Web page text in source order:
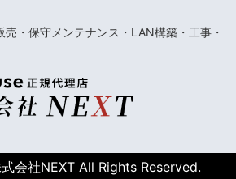
・保守メンテナンス・LAN構築・工事・
会社NEXT All Rights Reserved.